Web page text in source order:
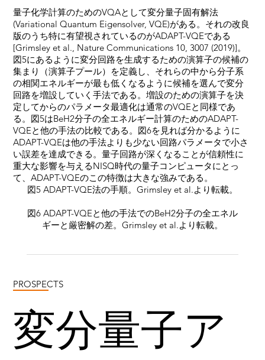
量子化学計算のためのVQAとして変分量子固有解法
(Variational Quantum Eigensolver, VQE)がある。それの改良
版のうち特に有望視されているのがADAPT-VQEである
[Grimsley et al., Nature Communications 10, 3007 (2019)]。
図5にあるように変分回路を生成するための演算子の候補の
集まり（演算子プール）を定義し、それらの中から分子系
の相関エネルギーが最も低くなるように候補を選んで変分
回路を増設していく手法である。増設のための演算子を決
定してからのパラメータ最適化は通常のVQEと同様であ
る。図5はBeH2分子の全エネルギー計算のためのADAPT-
VQEと他の手法の比較である。図6を見れば分かるように
ADAPT-VQEは他の手法よりも少ない回路パラメータで小さ
い誤差を達成できる。量子回路が深くなることが信頼性に
重大な影響を与えるNISQ時代の量子コンピュータにとっ
て、ADAPT-VQEのこの特徴は大きな強みである。
図5 ADAPT-VQE法の手順。Grimsley et al.より転載。
図6 ADAPT-VQEと他の手法でのBeH2分子の全エネル
ギーと厳密解の差。Grimsley et al.より転載。
PROSPECTS
変分量子ア